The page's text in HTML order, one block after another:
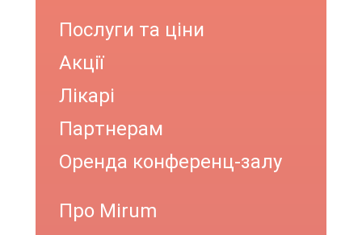
Послуги та ціни
Акції
Лікарі
Партнерам
Оренда конференц-залу
Про Mirum